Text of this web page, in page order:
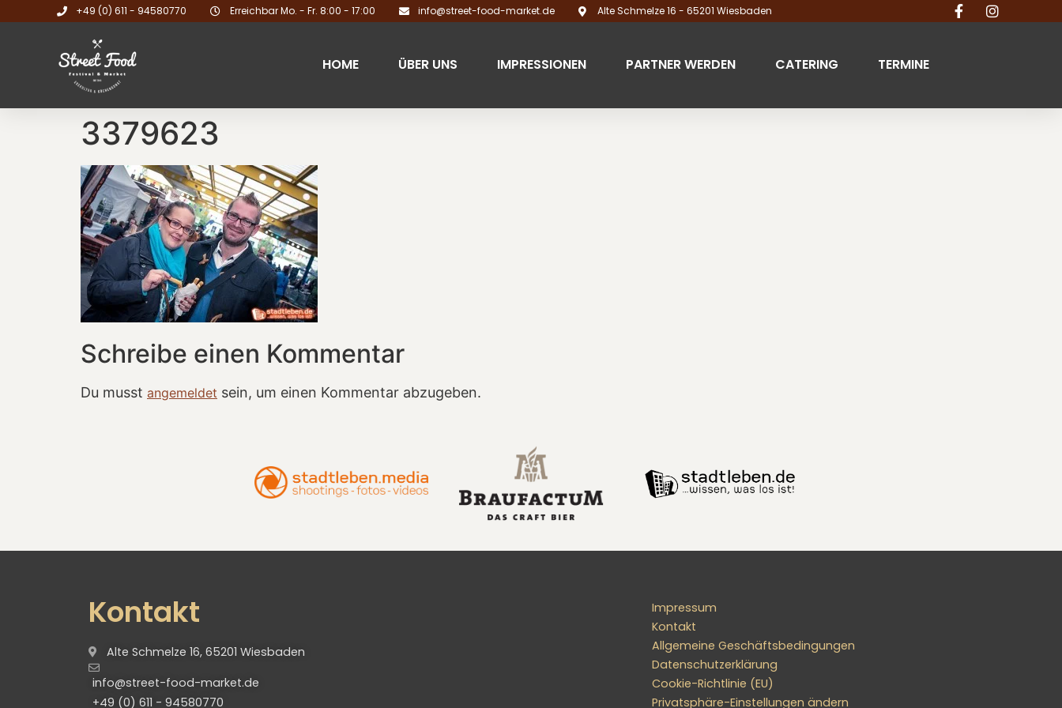
+49 (0) 611 - 94580770 Erreichbar Mo. - Fr. 8:00 - 17:00 info@street-food-market.de Alte Schmelze 16 - 65201 Wiesbaden
HOME ÜBER UNS IMPRESSIONEN PARTNER WERDEN CATERING TERMINE
3379623
Schreibe einen Kommentar
Du musst angemeldet sein, um einen Kommentar abzugeben.
Kontakt
Alte Schmelze 16, 65201 Wiesbaden
info@street-food-market.de
+49 (0) 611 - 94580770
Impressum
Kontakt
Allgemeine Geschäftsbedingungen
Datenschutzerklärung
Cookie-Richtlinie (EU)
Privatsphäre-Einstellungen ändern